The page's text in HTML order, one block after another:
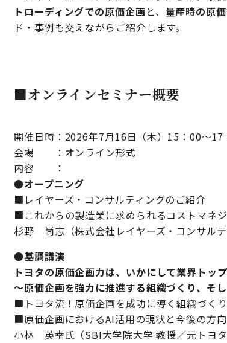
トローディングでの原価企画と、 量産時の原
ド・事例も交えながらご紹介します。
■オンラインセミナー概要
開催日時：2026年7月16日（木）15：00～17
会場 ：オンライン形式
内容 ：
●オープニング
■レイヤーズ・コンサルティングのご紹介
■これからの製造業に求められるコストマネ
杉野 尚志（株式会社レイヤーズ・コンサル
●基調講演
トヨタの原価企画力は、いかにして業界トッ
～原価企画を強力に推進する組織づくり、そ
■トヨタ流！原価企画を成功に導く組織づく
■原価企画におけるAI活用の現状と今後の方
小林 英幸氏（SBI大学院大学 教授／元トヨタ